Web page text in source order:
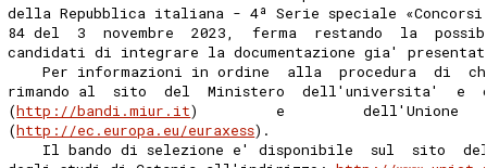
della Repubblica italiana - 4ª Serie speciale
84 del  3  novembre  2023,  ferma  restando  la
candidati di integrare la documentazione gia'
Per informazioni in ordine  alla  procedura  di
rimando al  sito  del  Ministero  dell'universita'  e
(http://bandi.miur.it)         e         dell'Unione
(http://ec.europa.eu/euraxess).
Il bando di selezione e' disponibile  sul  sito